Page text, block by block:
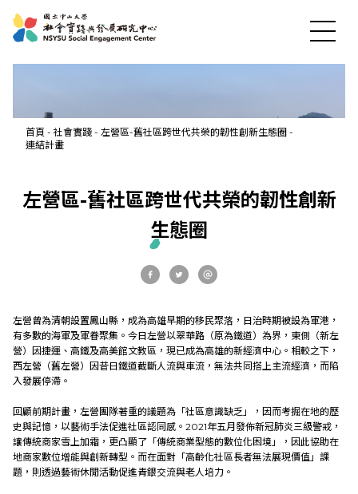
關於中心
社會實踐
教育發展
首頁 - 社會實踐 - 左營區-舊社區跨世代共榮的韌性創新生態圈 -
連結計畫
左營區-舊社區跨世代共榮的韌性創新
生態圈
左營曾為清朝設置鳳山縣，成為高雄早期的移民聚落，日治時期被設為軍港，
有多數的海軍及軍眷聚集。今日左營以翠華路（原為鐵道）為界，東側（新左
營）因捷運、高鐵及高美館文教區，現已成為高雄的新經濟中心。相較之下，
西左營（舊左營）因昔日鐵道截斷人流與車流，無法共同搭上主流經濟，而陷
入發展停滯。
回顧前期計畫，左營團隊著重的議題為「社區意識缺乏」，因而考掘在地的歷
史與記憶，以藝術手法促進社區認同感。2021年五月發佈新冠肺炎三級警戒，
讓傳統商家雪上加霜，更凸顯了「傳統商業型態的數位化困境」，因此協助在
地商家數位增能與創新轉型。而在面對「高齡化社區長者無法展現價值」課
題，則透過藝術休閒活動促進青銀交流與老人培力。